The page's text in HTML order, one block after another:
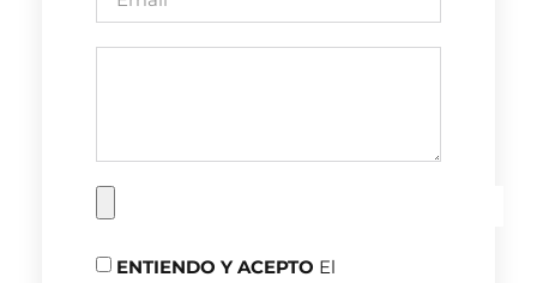
ENTIENDO Y ACEPTO El